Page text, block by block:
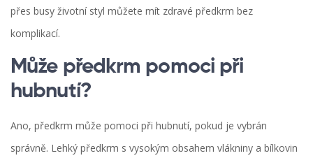
přes busy životní styl můžete mít zdravé předkrm bez
komplikací.
Může předkrm pomoci při
hubnutí?
Ano, předkrm může pomoci při hubnutí, pokud je vybrán
správně. Lehký předkrm s vysokým obsahem vlákniny a bílkovin